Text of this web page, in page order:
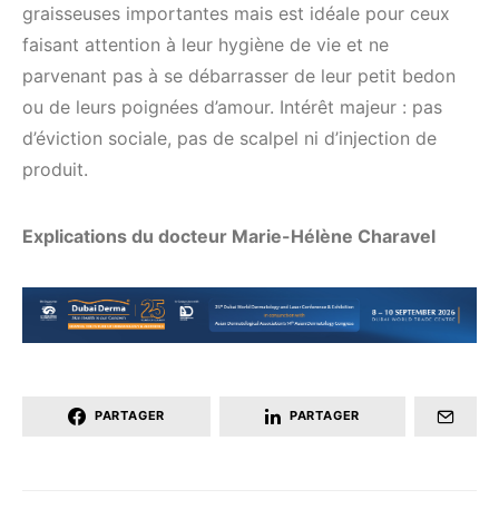
graisseuses importantes mais est idéale pour ceux
faisant attention à leur hygiène de vie et ne
parvenant pas à se débarrasser de leur petit bedon
ou de leurs poignées d’amour. Intérêt majeur : pas
d’éviction sociale, pas de scalpel ni d’injection de
produit.
Explications du docteur Marie-Hélène Charavel
PARTAGER PARTAGER